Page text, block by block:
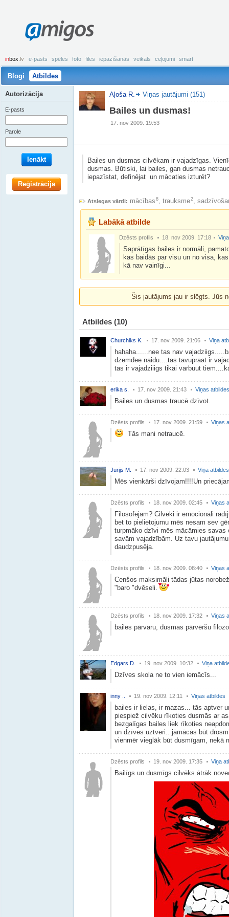
amigos
inbox .lv e-pasts spēles foto files iepazīšanās veikals ceļojumi smart
Blogi Atbildes
Aļoša R. Viņas jautājumi (151)
Bailes un dusmas!
17. nov 2009. 19:53
Bailes un dusmas cilvēkam ir vajadzīgas.
dusmas. Būtiski, lai bailes, gan dusmas
iepazīstat, definējat un mācaties izturēt?
Atslegas vārdi: mācības 8, trauksme2,
Labākā atbilde
Dzēsts profils 18. nov 2009. 17:18
Saprātīgas bailes ir normāli,
kas baidās par visu un no visa,
kā nav vainīgi...
Šis jautājums jau ir slēgts. Jūs
Atbildes (10)
Churchiks K. 17. nov 2009. 21:06 Viņa
hahaha......nee tas nav
dzemdee naidu....tas tavupraat ir
tas ir vajadziiigs tikai varbuut
erika s. 17. nov 2009. 21:43 Viņas atbildes
Bailes un dusmas traucē dzīvot.
Dzēsts profils 17. nov 2009. 21:59 Viņas
Tās mani netraucē.
Jurijs M. 17. nov 2009. 22:03 Viņa atbildes
Mēs vienkārši dzīvojam!!!!Un
Dzēsts profils 18. nov 2009. 02:45 Viņas
Filosofējam? Cilvēki ir emocionāli
bet to pielietojumu mēs nesam sev
turpmāko dzīvi mēs mācāmies
savām vajadzībām. Uz tavu
daudzpusēja.
Dzēsts profils 18. nov 2009. 08:40 Viņas
Cenšos maksimāli tādas jūtas
"baro "dvēseli.
Dzēsts profils 18. nov 2009. 17:32 Viņas
bailes pārvaru, dusmas pārvēršu
Edgars D. 19. nov 2009. 10:32 Viņa
Dzīves skola ne to vien iemācīs...
inny .. 19. nov 2009. 12:11 Viņas atbildes
bailes ir lielas, ir mazas... tās aptver
piespiež cilvēku rīkoties dusmās ar
bezgalīgas bailes liek rīkoties
un dzīves uztveri.. jāmācās būt
vienmēr vieglāk būt dusmīgam, nekā
Dzēsts profils 19. nov 2009. 17:35 Viņa
Bailīgs un dusmīgs cilvēks ātrāk
Autorizācija
E-pasts
Parole
Ienākt
Reģistrācija